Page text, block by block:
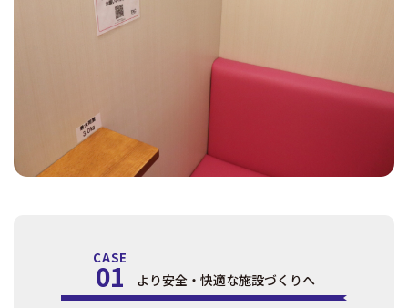
CASE
01 より安全・快適な施設づくりへ